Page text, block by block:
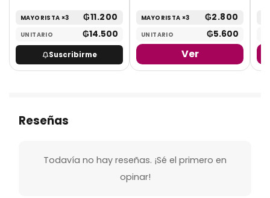
MAYORISTA ×3 ₲11.200
UNITARIO ₲14.500
Suscribirme
MAYORISTA ×3 ₲2.800
UNITARIO ₲5.600
Ver
Reseñas
Todavía no hay reseñas. ¡Sé el primero en
opinar!